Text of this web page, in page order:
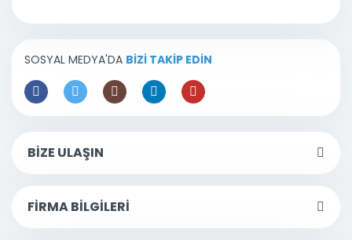
SOSYAL MEDYA'DA BİZİ TAKİP EDİN
BİZE ULAŞIN
FİRMA BİLGİLERİ